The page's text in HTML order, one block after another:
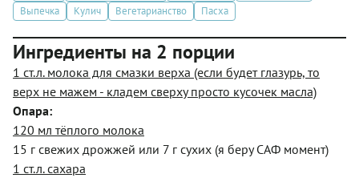
Выпечка
Кулич Вегетарианство Пасха
Ингредиенты на 2 порции
1 ст.л. молока для смазки верха (если будет глазурь, то
верх не мажем - кладем сверху просто кусочек масла)
Опара:
120 мл тёплого молока
15 г свежих дрожжей или 7 г сухих (я беру САФ момент)
1 ст.л. сахара